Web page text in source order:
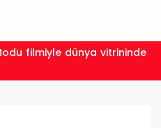
filmiyle ‎dünya vitrininde